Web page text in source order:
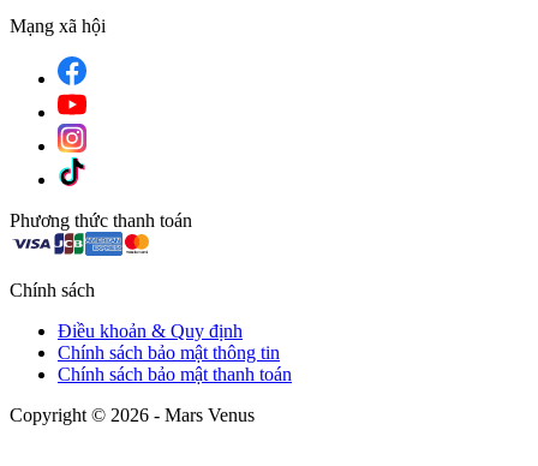
Mạng xã hội
Phương thức thanh toán
Chính sách
Điều khoản & Quy định
Chính sách bảo mật thông tin
Chính sách bảo mật thanh toán
Copyright © 2026 - Mars Venus